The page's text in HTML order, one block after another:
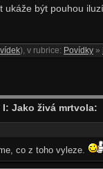
ukáže být pouhou
), v rubrice: Povídky »
I: Jako živá mrtvola:
co z toho vyleze.